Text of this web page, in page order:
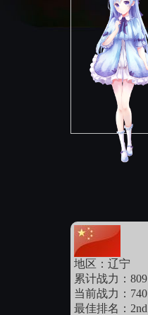
地区：辽宁
累计战力：809
当前战力：740
最佳排名：2nd